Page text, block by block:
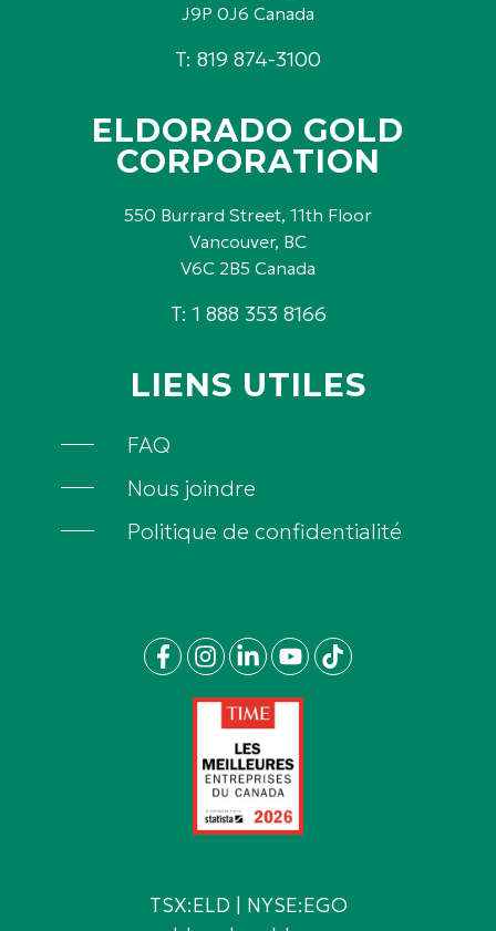
J9P 0J6 Canada
T: 819 874-3100
ELDORADO GOLD
CORPORATION
550 Burrard Street, 11th Floor
Vancouver, BC
V6C 2B5 Canada
T: 1 888 353 8166
LIENS UTILES
FAQ
Nous joindre
Politique de confidentialité
TSX:ELD | NYSE:EGO